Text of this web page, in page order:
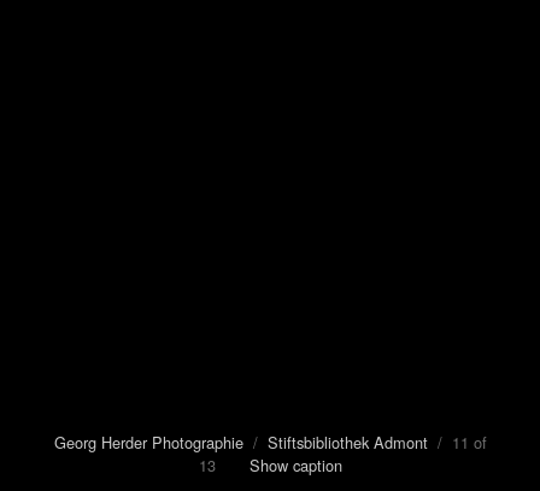
Georg Herder Photographie/ Stiftsbibliothek Admont/ 11 of
13 Show caption